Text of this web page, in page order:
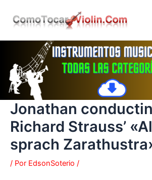
Jonathan
Richard Strauss’
sprach
/ Por EdsonSoterio /